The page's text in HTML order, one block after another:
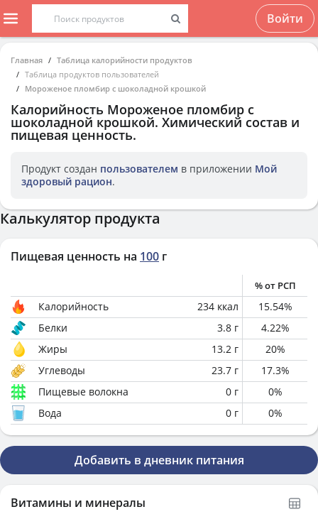
Войти
Главная
Таблица калорийности продуктов
Таблица продуктов пользователей
Мороженое пломбир с шоколадной крошкой
Калорийность Мороженое пломбир с
шоколадной крошкой. Химический состав и
пищевая ценность.
Продукт создан пользователем в приложении Мой
здоровый рацион.
Калькулятор продукта
Пищевая ценность на 100 г
% от РСП
Калорийность 234 ккал 15.54%
Белки
3.8 г 4.22%
Жиры
13.2 г 20%
Углеводы
23.7 г 17.3%
Пищевые волокна
0 г 0%
Вода
0 г 0%
Добавить в дневник питания
Витамины и минералы